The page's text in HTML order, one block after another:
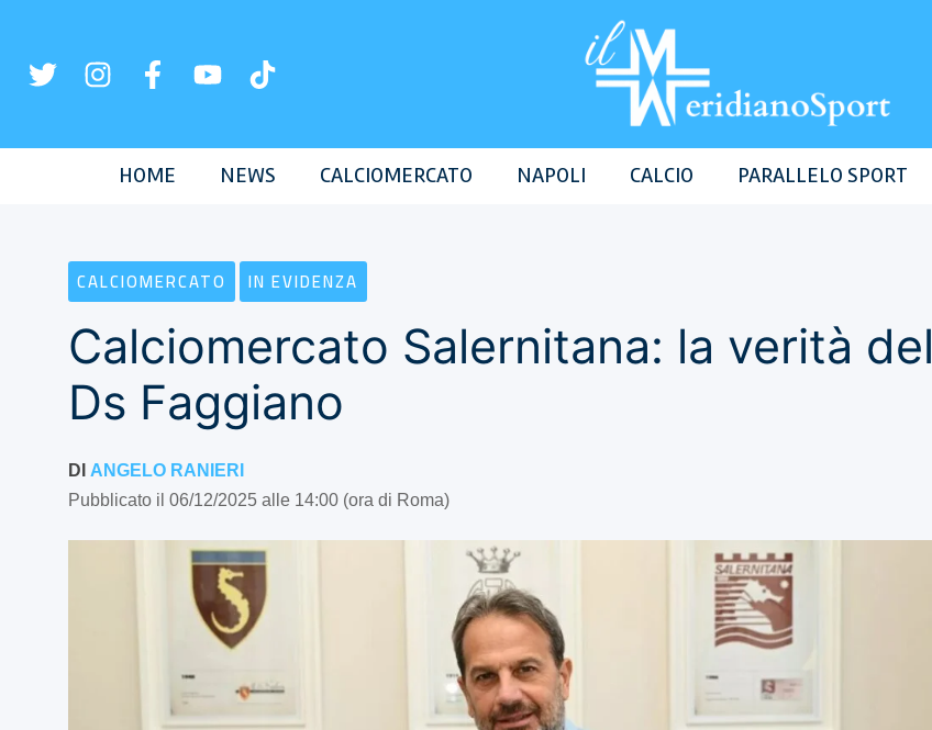
contenuto
HOME NEWS CALCIOMERCATO NAPOLI CALCIO PARALLELO SPORT
CALCIOMERCATO IN EVIDENZA
Calciomercato Salernitana: la verità del
Ds Faggiano
DI ANGELO RANIERI
Pubblicato il 06/12/2025 alle 14:00 (ora di Roma)